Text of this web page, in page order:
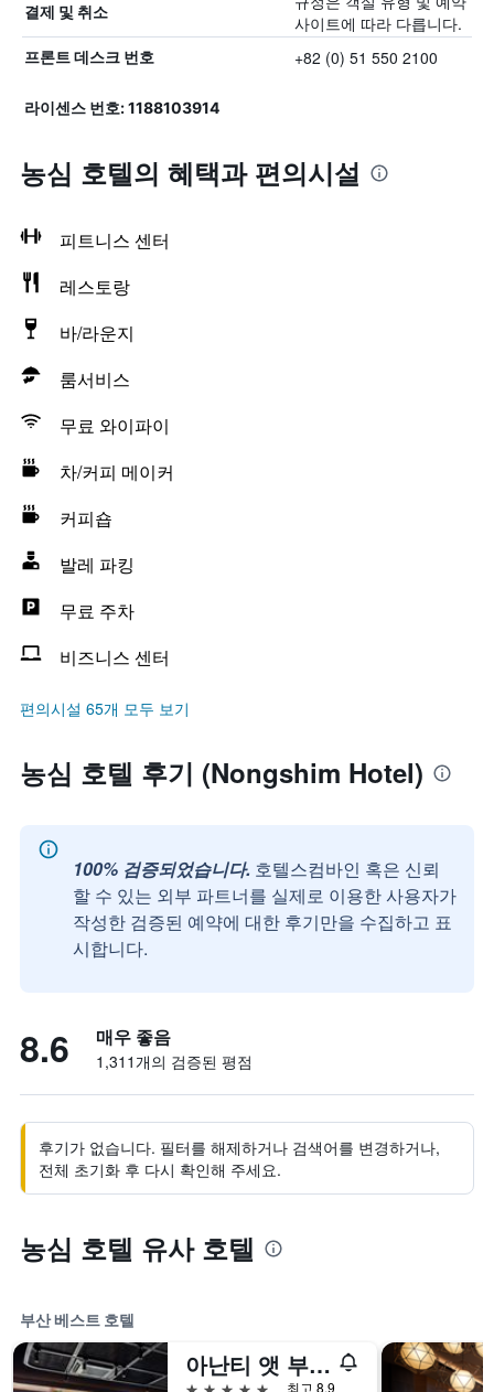
결제 및 취소
사이트에 따라 다릅니다.
프론트 데스크 번호 +82 (0) 51 550 2100
라이센스 번호: 1188103914
농심 호텔의 혜택​과 편의시설
피트니스 센터
레스토랑
바/라운지
룸서비스
무료 와이파이
차/커피 메이커
커피숍
발레 파킹
무료 주차
비즈니스 센터
편의시설 65개 모두 보기
농심 호텔 후기 (Nongshim Hotel)
100% 검증되었습니다. 호텔스컴바인 혹은 신뢰
할 수 있는 외부 파트너를 실제로 이용한 사용자가
작성한 검증된 예약에 대한 후기만을 수집하고 표
시합니다.
8.6 매우 좋음
1,311개의 검증된 평점
후기가 없습니다. 필터를 해제하거나 검색어를 변경하거나,
전체 초기화 후 다시 확인해 주세요.
농심 호텔 유사 호텔
부산 베스트 호텔
아난티 앳 부산 코브
5성급 최고 8.9